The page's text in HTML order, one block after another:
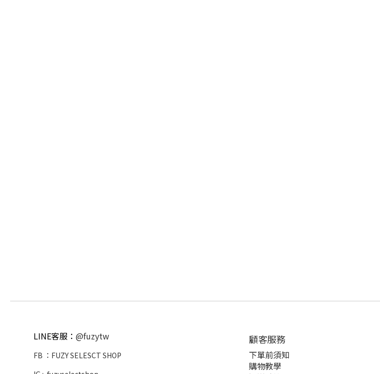
LINE客服： @fuzytw
FB ： FUZY SELESCT SHOP
顧客服務
下單前須知
購物教學